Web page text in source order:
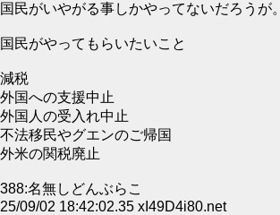
国民がいやがる事しかやってないだろうが。
国民がやってもらいたいこと
減税
外国への支援中止
外国人の受入れ中止
不法移民やグエンのご帰国
外米の関税廃止
388:名無しどんぶらこ
25/09/02 18:42:02.35 xI49D4i80.net